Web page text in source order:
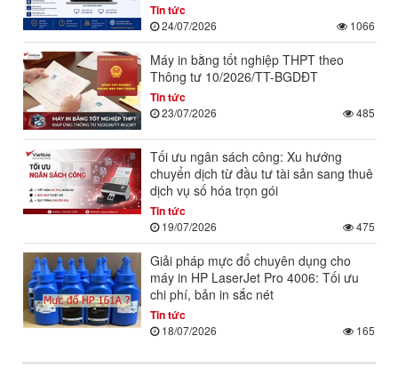
Tin tức
24/07/2026 1066
Máy in bằng tốt nghiệp THPT theo
Thông tư 10/2026/TT-BGDĐT
Tin tức
23/07/2026 485
Tối ưu ngân sách công: Xu hướng
chuyển dịch từ đầu tư tài sản sang thuê
dịch vụ số hóa trọn gói
Tin tức
19/07/2026 475
Giải pháp mực đổ chuyên dụng cho
máy in HP LaserJet Pro 4006: Tối ưu
chi phí, bản in sắc nét
Tin tức
18/07/2026 165